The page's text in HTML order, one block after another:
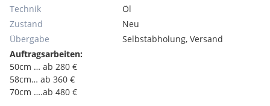
Technik
Öl
Zustand
Neu
Übergabe
Selbstabholung, Versand
Auftragsarbeiten:
50cm … ab 280 €
58cm… ab 360 €
70cm ….ab 480 €